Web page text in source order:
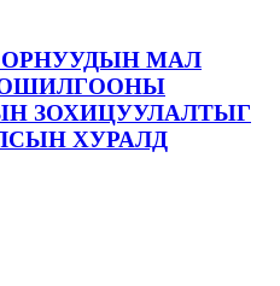
МАЛ
ЗОХИЦУУЛАЛТЫГ
ХУРАЛД